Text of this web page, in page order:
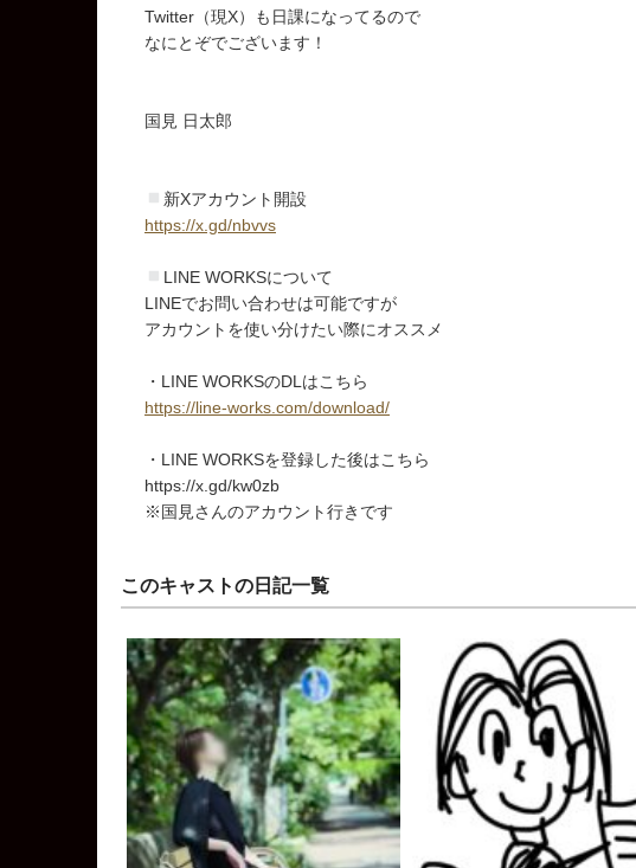
Twitter（現X）も日課になってるので
なにとぞでございます！
国見 日太郎
新Xアカウント開設
https://x.gd/nbvvs
LINE WORKSについて
LINEでお問い合わせは可能ですが
アカウントを使い分けたい際にオススメ
・LINE WORKSのDLはこちら
https://line-works.com/download/
・LINE WORKSを登録した後はこちら
https://x.gd/kw0zb
※国見さんのアカウント行きです
このキャストの日記一覧